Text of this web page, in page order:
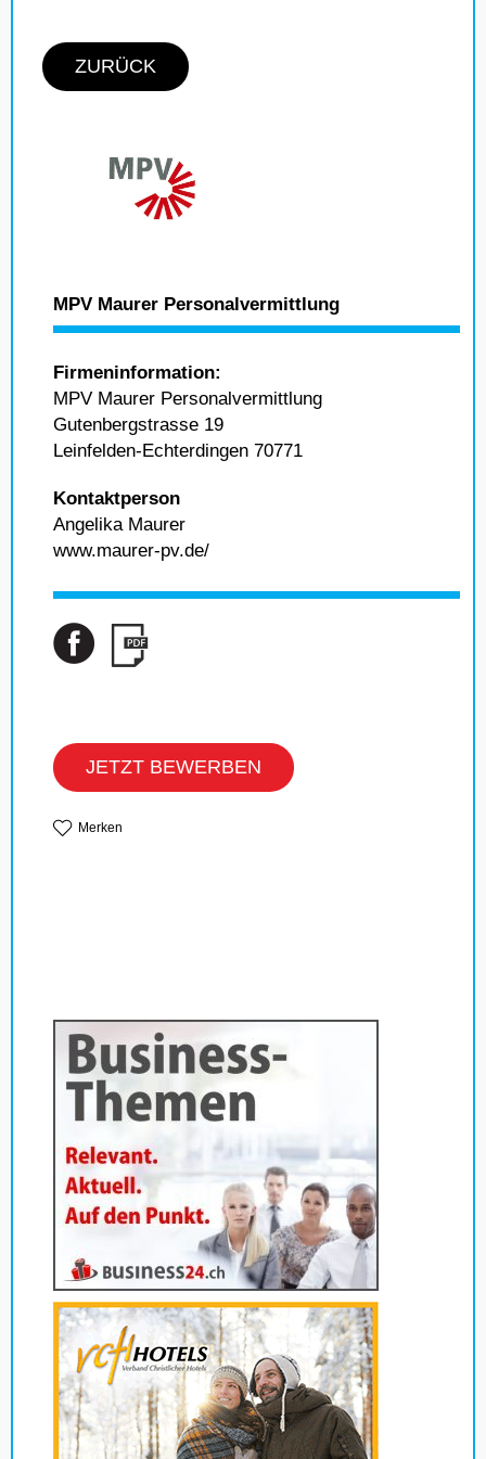
ZURÜCK
MPV Maurer Personalvermittlung
Firmeninformation:
MPV Maurer Personalvermittlung
Gutenbergstrasse 19
Leinfelden-Echterdingen 70771
Kontaktperson
Angelika Maurer
www.maurer-pv.de/
JETZT BEWERBEN
Merken